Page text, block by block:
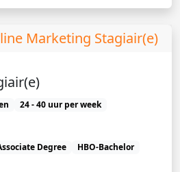
Marketing Stagiair(e)
24 - 40 uur per week
Degree
HBO-Bachelor